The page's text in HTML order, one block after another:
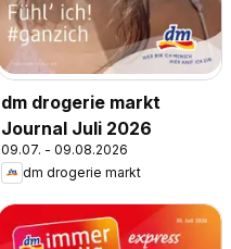
dm drogerie markt
Journal Juli 2026
09.07. - 09.08.2026
dm drogerie markt